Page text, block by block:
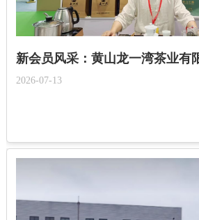
新会员风采：黄山龙一湾茶业有
2026-07-13